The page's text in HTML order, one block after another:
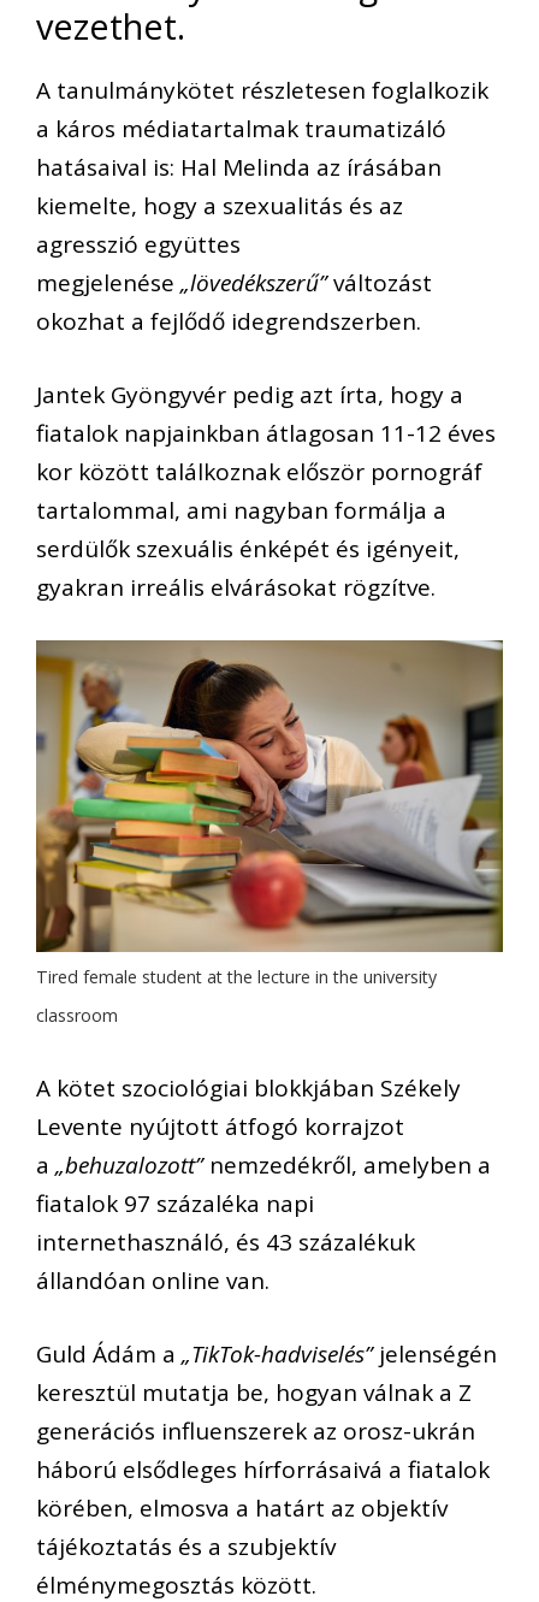
vezethet.
A tanulmánykötet részletesen foglalkozik
a káros médiatartalmak traumatizáló
hatásaival is: Hal Melinda az írásában
kiemelte, hogy a szexualitás és az
agresszió együttes
megjelenése „lövedékszerű”változást
okozhat a fejlődő idegrendszerben.
Jantek Gyöngyvér pedig azt írta, hogy a
fiatalok napjainkban átlagosan 11-12 éves
kor között találkoznak először pornográf
tartalommal, ami nagyban formálja a
serdülők szexuális énképét és igényeit,
gyakran irreális elvárásokat rögzítve.
Tired female student at the lecture in the university
classroom
A kötet szociológiai blokkjában Székely
Levente nyújtott átfogó korrajzot
a„behuzalozott” nemzedékről, amelyben a
fiatalok 97 százaléka napi
internethasználó, és 43 százalékuk
állandóan online van.
Guld Ádám a „TikTok-hadviselés”jelenségén
keresztül mutatja be, hogyan válnak a Z
generációs influenszerek az orosz-ukrán
háború elsődleges hírforrásaivá a fiatalok
körében, elmosva a határt az objektív
tájékoztatás és a szubjektív
élménymegosztás között.